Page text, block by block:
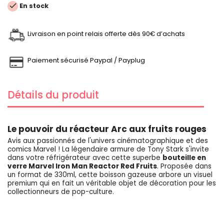
 En stock
Livraison en point relais offerte dès 90€ d’achats
Paiement sécurisé Paypal / Payplug
Détails du produit
Le pouvoir du réacteur Arc aux fruits rouges
Avis aux passionnés de l'univers cinématographique et des
comics Marvel ! La légendaire armure de Tony Stark s'invite
dans votre réfrigérateur avec cette superbe bouteille en
verre Marvel Iron Man Reactor Red Fruits. Proposée dans
un format de 330ml, cette boisson gazeuse arbore un visuel
premium qui en fait un véritable objet de décoration pour les
collectionneurs de pop-culture.